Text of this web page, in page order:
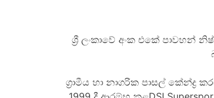
ශ්‍රී ලංකාවේ අංක එකේ පාවහන්
ග්‍රාමීය හා නාගරික පාසල්